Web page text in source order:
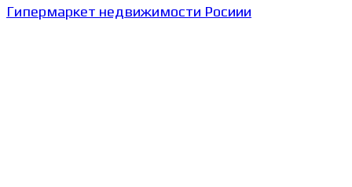
Гипермаркет недвижимости Росиии